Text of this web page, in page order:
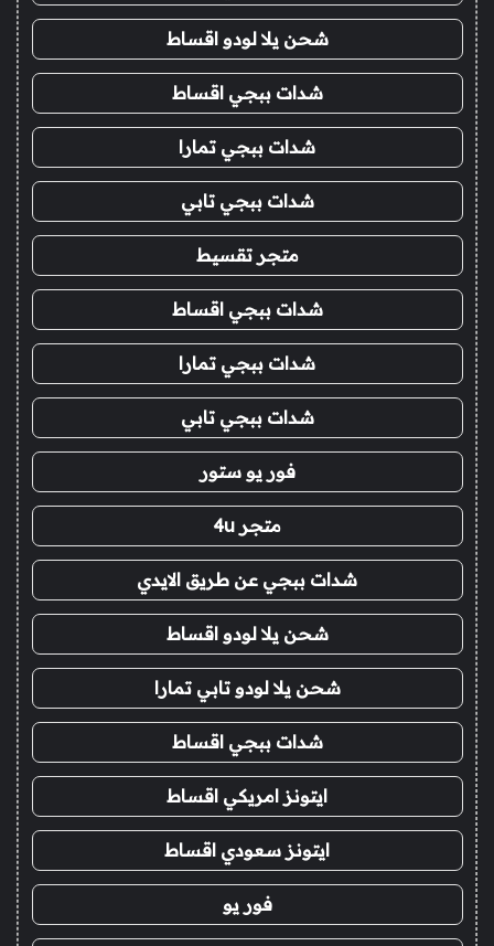
شحن يلا لودو اقساط
شدات ببجي اقساط
شدات ببجي تمارا
شدات ببجي تابي
متجر تقسيط
شدات ببجي اقساط
شدات ببجي تمارا
شدات ببجي تابي
فور يو ستور
متجر 4u
شدات ببجي عن طريق الايدي
شحن يلا لودو اقساط
شحن يلا لودو تابي تمارا
شدات ببجي اقساط
ايتونز امريكي اقساط
ايتونز سعودي اقساط
فور يو